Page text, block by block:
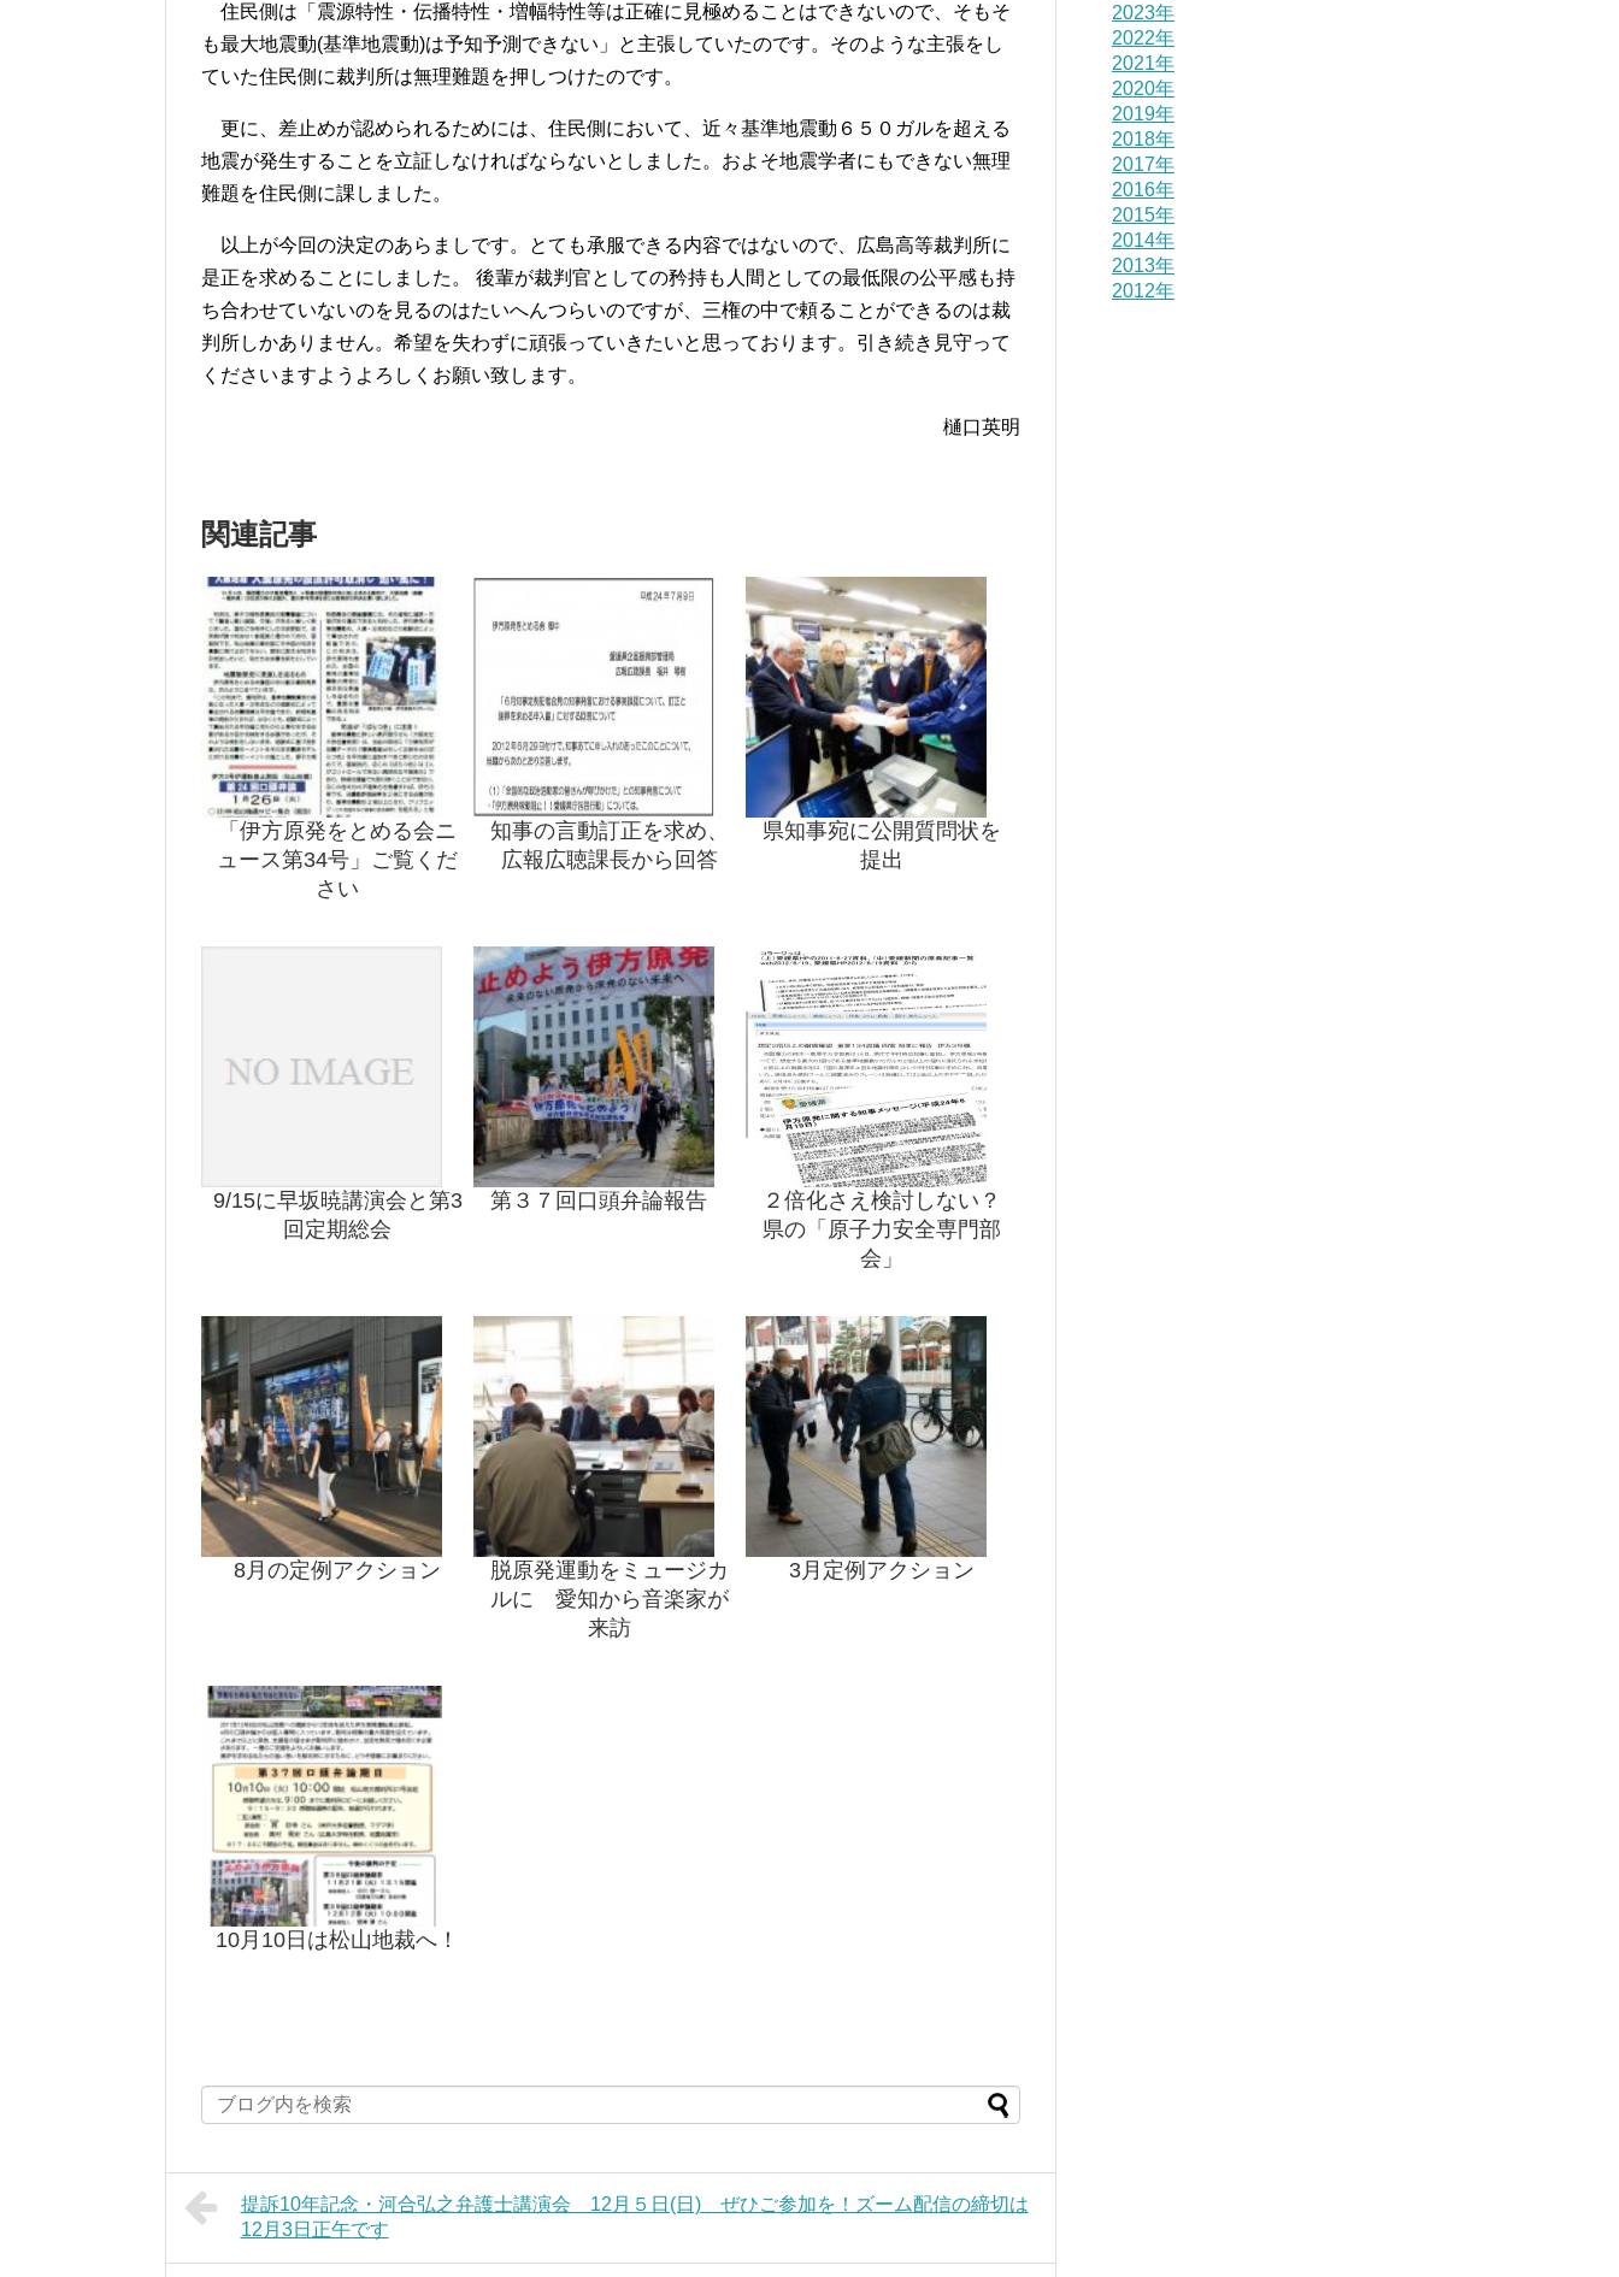
住民側は「震源特性・伝播特性・増幅特性等は正確に見極めることはできないので、そもそ
も最大地震動(基準地震動)は予知予測できない」と主張していたのです。そのような主張をし
ていた住民側に裁判所は無理難題を押しつけたのです。
更に、差止めが認められるためには、住民側において、近々基準地震動６５０ガルを超える
地震が発生することを立証しなければならないとしました。およそ地震学者にもできない無理
難題を住民側に課しました。
以上が今回の決定のあらましです。とても承服できる内容ではないので、広島高等裁判所に
是正を求めることにしました。 後輩が裁判官としての矜持も人間としての最低限の公平感も持
ち合わせていないのを見るのはたいへんつらいのですが、三権の中で頼ることができるのは裁
判所しかありません。希望を失わずに頑張っていきたいと思っております。引き続き見守って
くださいますようよろしくお願い致します。
樋口英明
関連記事
「伊方原発をとめる会ニ
ュース第34号」ご覧くだ
さい
知事の言動訂正を求め、
広報広聴課長から回答
県知事宛に公開質問状を
提出
9/15に早坂暁講演会と第3
回定期総会
第３７回口頭弁論報告
２倍化さえ検討しない？
県の「原子力安全専門部
会」
8月の定例アクション
脱原発運動をミュージカ
ルに 愛知から音楽家が
来訪
3月定例アクション
10月10日は松山地裁へ！
提訴10年記念・河合弘之弁護士講演会 12月５日(日) ぜひご参加を！ズーム配信の締切は
12月3日正午です
2023年
2022年
2021年
2020年
2019年
2018年
2017年
2016年
2015年
2014年
2013年
2012年